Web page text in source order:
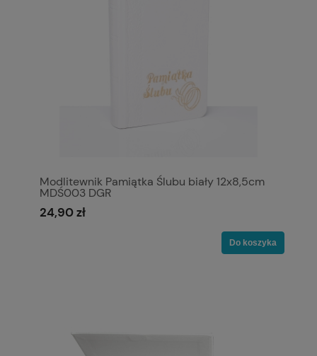
Modlitewnik Pamiątka Ślubu biały 12x8,5cm
MDŚ003 DGR
24,90 zł
Do koszyka